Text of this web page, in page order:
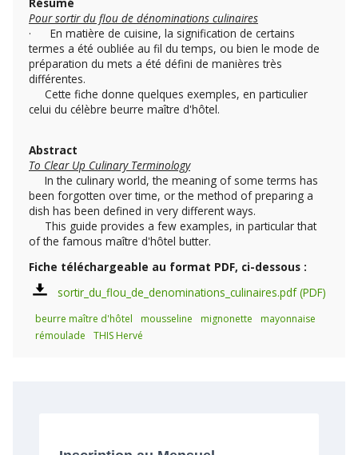
Pour sortir du flou de dénominations culinaires
· En matière de cuisine, la signification de certains
termes a été oubliée au fil du temps, ou bien le mode de
préparation du mets a été défini de manières très
différentes.
Cette fiche donne quelques exemples, en particulier
celui du célèbre beurre maître d'hôtel.
Abstract
To Clear Up Culinary Terminology
In the culinary world, the meaning of some terms has
been forgotten over time, or the method of preparing a
dish has been defined in very different ways.
This guide provides a few examples, in particular that
of the famous maître d'hôtel butter.
Fiche téléchargeable au format PDF, ci-dessous :
sortir_du_flou_de_denominations_culinaires.pdf
beurre maître d'hôtel mousseline mignonette
mayonnaise
rémoulade
THIS Hervé